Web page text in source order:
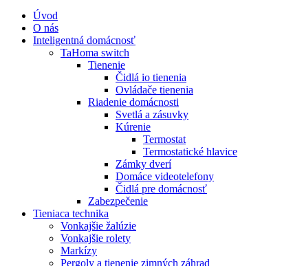
Úvod
O nás
Inteligentná domácnosť
TaHoma switch
Tienenie
Čidlá io tienenia
Ovládače tienenia
Riadenie domácnosti
Svetlá a zásuvky
Kúrenie
Termostat
Termostatické hlavice
Zámky dverí
Domáce videotelefony
Čidlá pre domácnosť
Zabezpečenie
Tieniaca technika
Vonkajšie žalúzie
Vonkajšie rolety
Markízy
Pergoly a tienenie zimných záhrad